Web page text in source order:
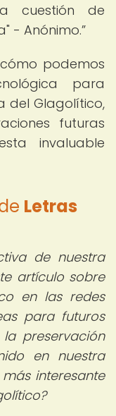
cuestión de
- Anónimo.
podemos
para
del Glagolítico,
futuras
invaluable
Letras
de nuestra
artículo sobre
en las redes
para futuros
preservación
en nuestra
interesante